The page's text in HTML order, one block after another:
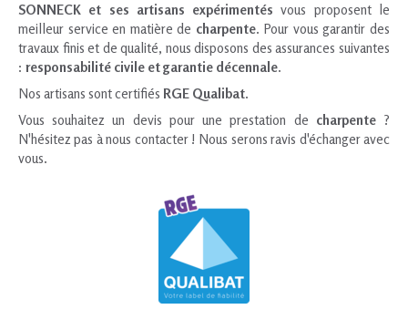
SONNECK et ses artisans expérimentés vous proposent le
meilleur service en matière de charpente. Pour vous garantir des
travaux finis et de qualité, nous disposons des assurances suivantes
: responsabilité civile et garantie décennale.
Nos artisans sont certifiés RGE Qualibat.
Vous souhaitez un devis pour une prestation de charpente?
N'hésitez pas à nous contacter ! Nous serons ravis d'échanger avec
vous.